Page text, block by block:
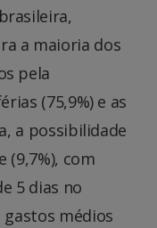
a maioria dos
pela
(75,9%) e as
a possibilidade
(9,7%), com
5 dias no
gastos médios